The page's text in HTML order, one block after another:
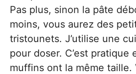
Pas plus, sinon la pâte
moins, vous aurez des
tristounets. J’utilise une
pour doser. C’est pratique
muffins ont la même taille.